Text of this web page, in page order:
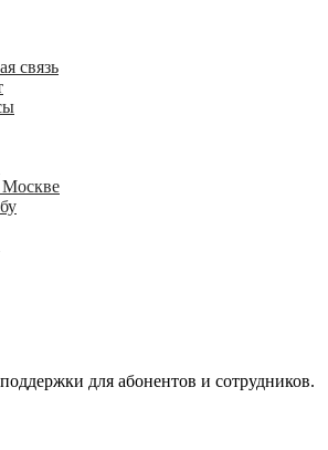
связь
для абонентов и сотрудников.